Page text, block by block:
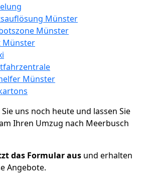
Münster
Münster
Münster
Münster
uns noch heute und lassen Sie
Ihren Umzug nach Meerbusch
das Formular aus und erhalten
Angebote.